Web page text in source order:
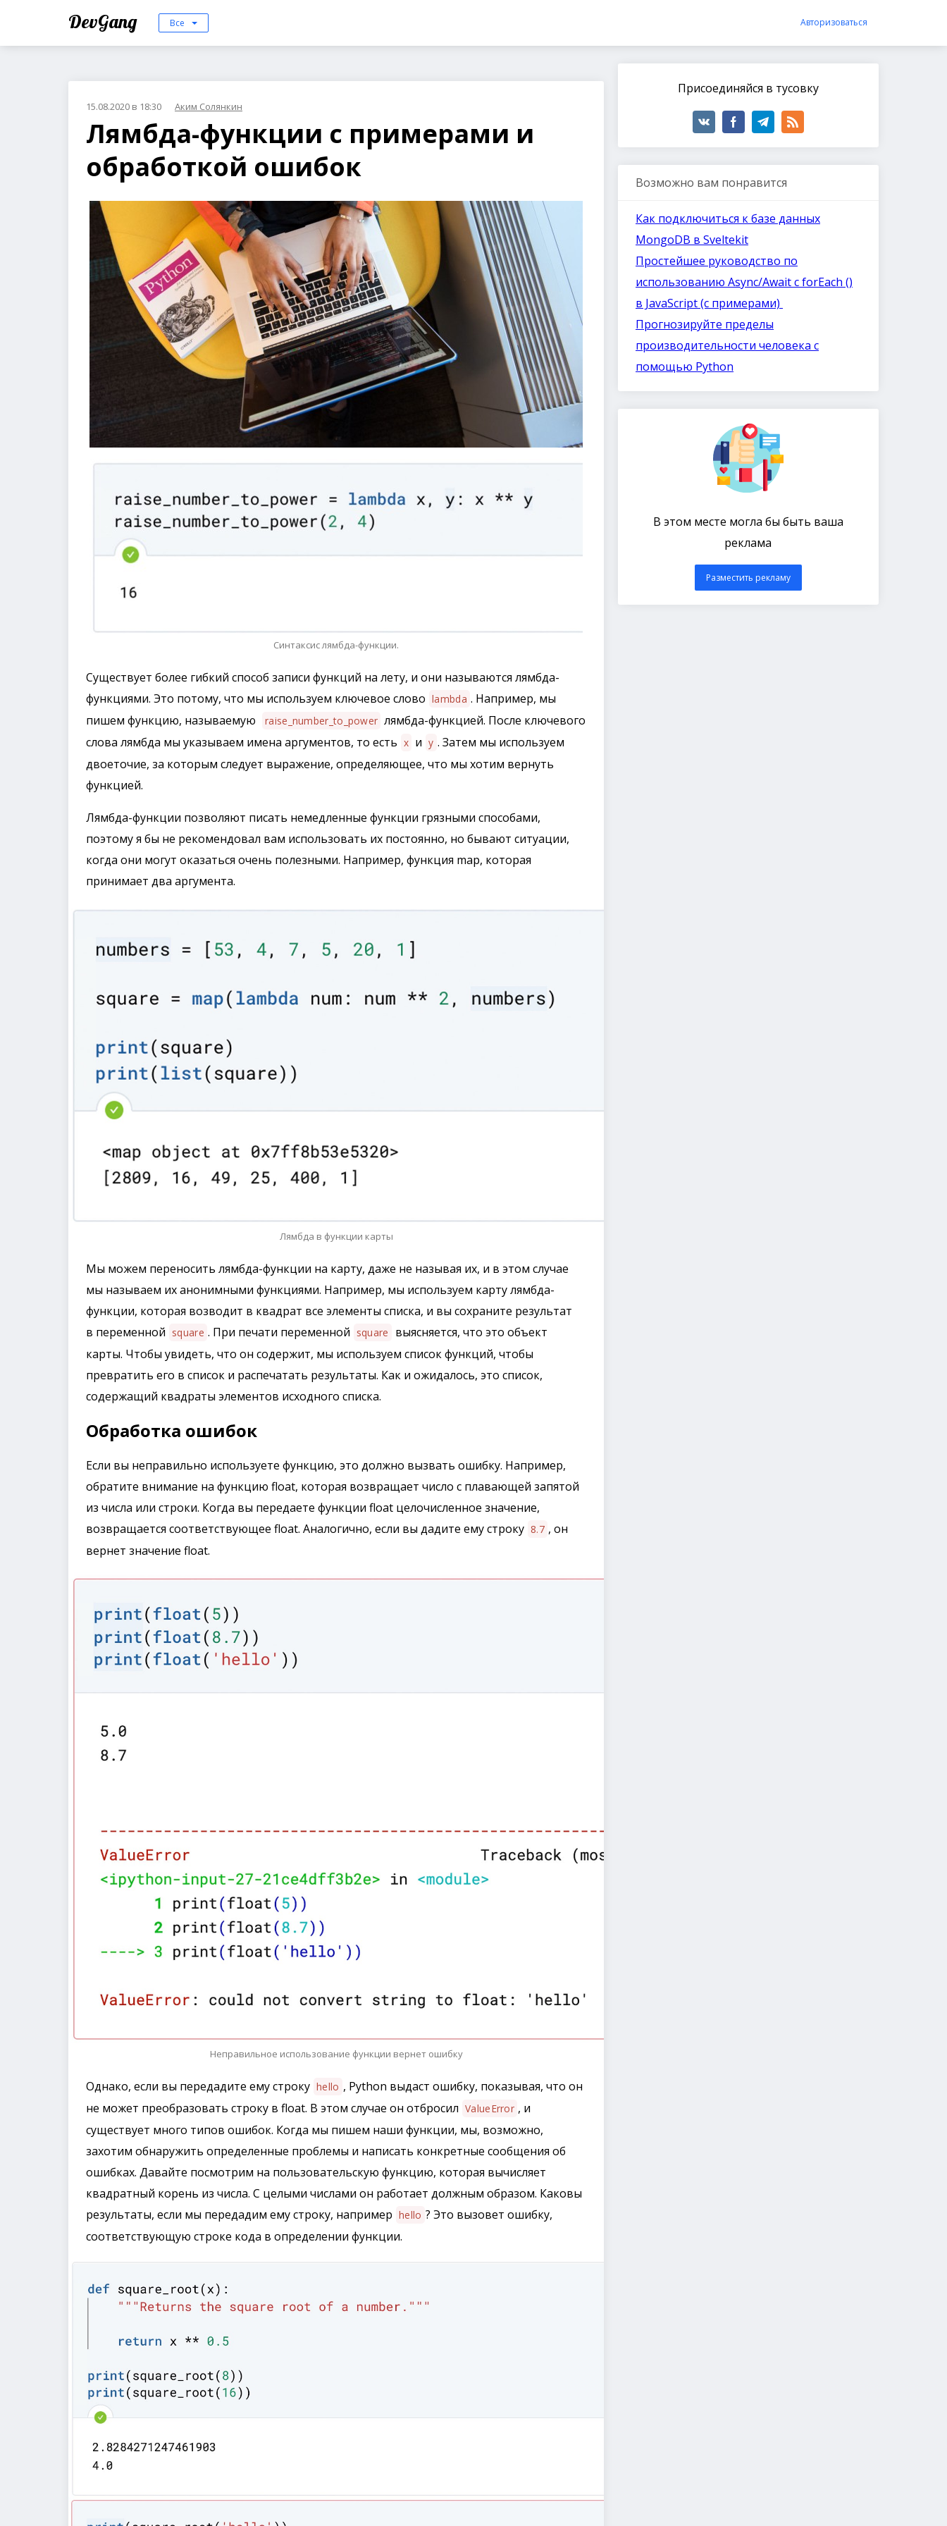
DevGang Все Авторизоваться
15.08.2020 в 18:30 Аким Солянкин
Лямбда-функции с примерами и
обработкой ошибок
Синтаксис лямбда-функции.
Существует более гибкий способ записи функций на лету, и они называются лямбда-
функциями. Это потому, что мы используем ключевое слово lambda . Например, мы
пишем функцию, называемую
raise_number_to_power лямбда-функцией. После ключевого
слова лямбда мы указываем имена аргументов, то есть x и y . Затем мы используем
двоеточие, за которым следует выражение, определяющее, что мы хотим вернуть
функцией.
Лямбда-функции позволяют писать немедленные функции грязными способами,
поэтому я бы не рекомендовал вам использовать их постоянно, но бывают ситуации,
когда они могут оказаться очень полезными. Например, функция map, которая
принимает два аргумента.
Лямбда в функции карты
Мы можем переносить лямбда-функции на карту, даже не называя их, и в этом случае
мы называем их анонимными функциями. Например, мы используем карту лямбда-
функции, которая возводит в квадрат все элементы списка, и вы сохраните результат
в переменной square . При печати переменной square
выясняется, что это объект
карты. Чтобы увидеть, что он содержит, мы используем список функций, чтобы
превратить его в список и распечатать результаты. Как и ожидалось, это список,
содержащий квадраты элементов исходного списка.
Обработка ошибок
Если вы неправильно используете функцию, это должно вызвать ошибку. Например,
обратите внимание на функцию float, которая возвращает число с плавающей запятой
из числа или строки. Когда вы передаете функции float целочисленное значение,
возвращается соответствующее float. Аналогично, если вы дадите ему строку 8.7 , он
вернет значение float.
Неправильное использование функции вернет ошибку
Однако, если вы передадите ему строку hello , Python выдаст ошибку, показывая, что он
не может преобразовать строку в float. В этом случае он отбросил ValueError , и
существует много типов ошибок. Когда мы пишем наши функции, мы, возможно,
захотим обнаружить определенные проблемы и написать конкретные сообщения об
ошибках. Давайте посмотрим на пользовательскую функцию, которая вычисляет
квадратный корень из числа. С целыми числами он работает должным образом. Каковы
результаты, если мы передадим ему строку, например hello ? Это вызовет ошибку,
соответствующую строке кода в определении функции.
Присоединяйся в тусовку
Возможно вам понравится
Как подключиться к базе данных
MongoDB в Sveltekit
Простейшее руководство по
использованию Async/Await с forEach ()
в JavaScript (с примерами)
Прогнозируйте пределы
производительности человека с
помощью Python
В этом месте могла бы быть ваша
реклама
Разместить рекламу